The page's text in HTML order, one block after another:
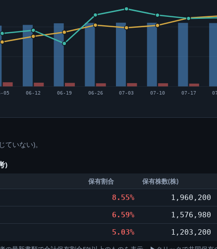
05 06-12 06-19 06-26 07-03 07-10 07-17
いない)。
)
保有割合 保有株数(株)
8.55% 1,960,200
6.59% 1,576,980
5.03% 1,203,200